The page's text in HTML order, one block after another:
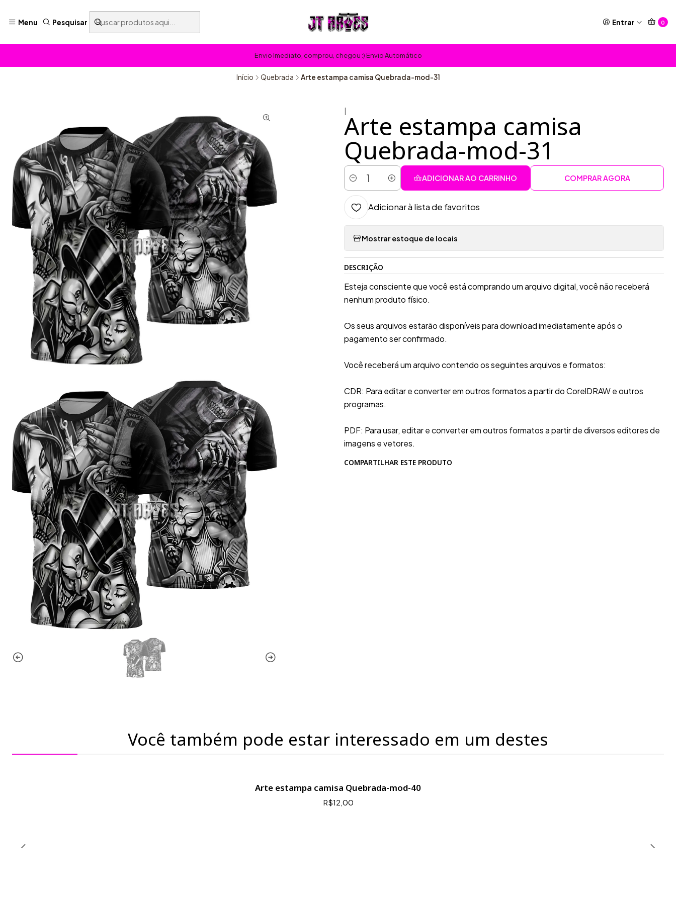
Menu Pesquisar Entrar 0
Envio Imediato, comprou, chegou :) Envio Automático
Início Quebrada Arte estampa camisa Quebrada-mod-31
Arte estampa camisa
Quebrada-mod-31
Quantidade
ADICIONAR AO CARRINHO COMPRAR AGORA
Adicionar à lista de favoritos
Mostrar estoque de locais
DESCRIÇÃO
Esteja consciente que você está comprando um arquivo digital, você não receberá
nenhum produto físico.
Os seus arquivos estarão disponíveis para download imediatamente após o
pagamento ser confirmado.
Você receberá um arquivo contendo os seguintes arquivos e formatos:
CDR: Para editar e converter em outros formatos a partir do CorelDRAW e outros
programas.
PDF: Para usar, editar e converter em outros formatos a partir de diversos editores de
imagens e vetores.
COMPARTILHAR ESTE PRODUTO
Você também pode estar interessado em um destes
Arte estampa camisa Quebrada-mod-40
R$12,00